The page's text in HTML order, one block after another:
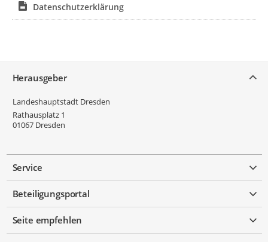
Datenschutzerklärung
Herausgeber
Landeshauptstadt Dresden
Rathausplatz 1
01067 Dresden
Service
Beteiligungsportal
Seite empfehlen